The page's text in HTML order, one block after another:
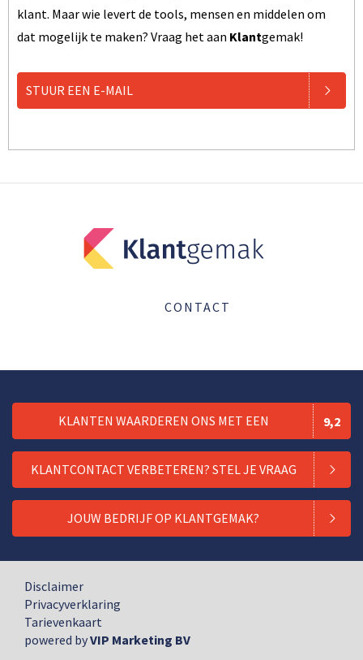
klant. Maar wie levert de tools, mensen en middelen om
dat mogelijk te maken? Vraag het aan Klantgemak!
STUUR EEN E-MAIL
CONTACT
KLANTEN WAARDEREN ONS MET EEN 9,2
KLANTCONTACT VERBETEREN? STEL JE VRAAG
JOUW BEDRIJF OP KLANTGEMAK?
Disclaimer
Privacyverklaring
Tarievenkaart
powered byVIP Marketing BV